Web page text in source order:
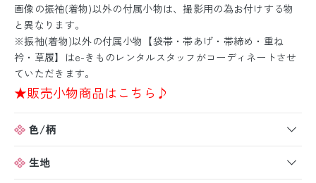
画像の振袖(着物)以外の付属小物は、撮影用の為お付けする物
と異なります。
※振袖(着物)以外の付属小物【袋帯・帯あげ・帯締め・重ね
衿・草履】はe-きものレンタルスタッフがコーディネートさせ
ていただきます。
★販売小物商品はこちら♪
色/柄
生地